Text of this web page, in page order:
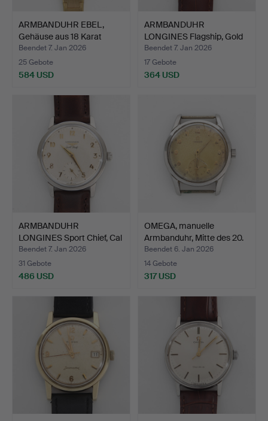
ARMBANDUHR EBEL,
Gehäuse aus 18 Karat
Gold…
Beendet 7. Jan 2026
25 Gebote
584 USD
ARMBANDUHR
LONGINES Flagship, Gold
auf Sta…
Beendet 7. Jan 2026
17 Gebote
364 USD
ARMBANDUHR
LONGINES Sport Chief, Cal
30L, …
Beendet 7. Jan 2026
31 Gebote
486 USD
OMEGA, manuelle
Armbanduhr, Mitte des 20.
…
Beendet 6. Jan 2026
14 Gebote
317 USD